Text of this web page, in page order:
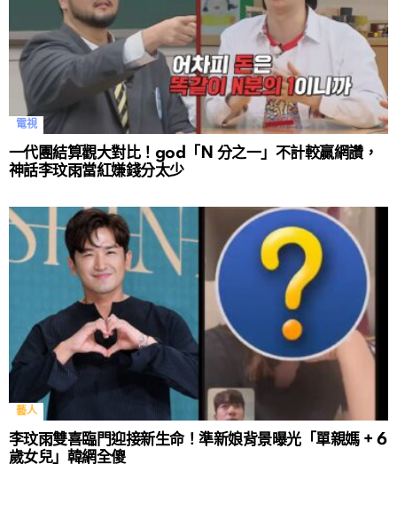
電視
一代團結算觀大對比！god「N 分之一」不計較贏網讚，
神話李玟雨當紅嫌錢分太少
藝人
李玟雨雙喜臨門迎接新生命！準新娘背景曝光「單親媽 + 6
歲女兒」韓網全傻